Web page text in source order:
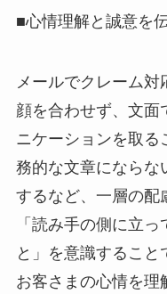
■心情理解と誠意を
メールでクレーム
顔を合わせず、文面
ニケーションを取る
務的な文章にならな
するなど、一層の配
「読み手の側に立っ
と」を意識すること
お客さまの心情を理